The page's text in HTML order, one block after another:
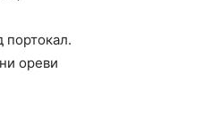
портокал.
ореви